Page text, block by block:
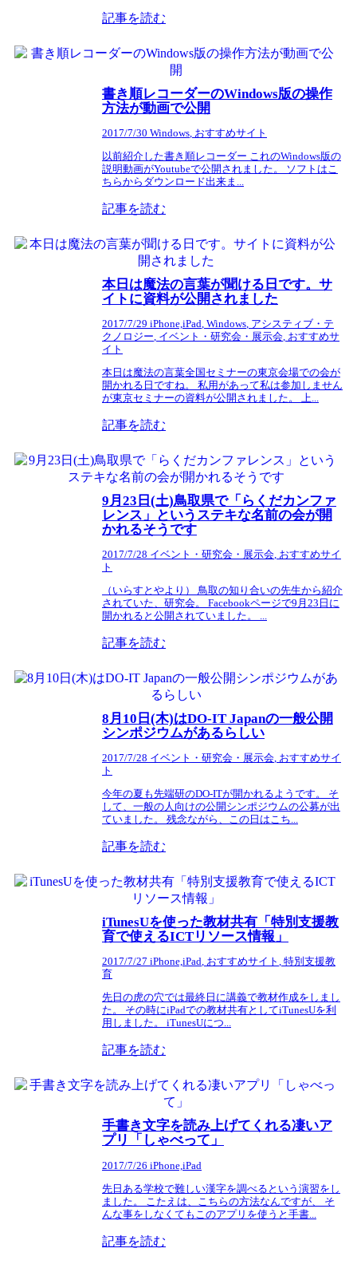
記事を読む
書き順レコーダーのWindows版の操作
方法が動画で公開
2017/7/30 Windows, おすすめサイト
以前紹介した書き順レコーダー これのWindows版の
説明動画がYoutubeで公開されました。 ソフトはこ
ちらからダウンロード出来ま...
記事を読む
本日は魔法の言葉が聞ける日です。サ
イトに資料が公開されました
2017/7/29 iPhone,iPad, Windows, アシスティブ・テ
クノロジー, イベント・研究会・展示会, おすすめサ
イト
本日は魔法の言葉全国セミナーの東京会場での会が
開かれる日ですね。 私用があって私は参加しません
が東京セミナーの資料が公開されました。 上...
記事を読む
9月23日(土)鳥取県で「らくだカンファ
レンス」というステキな名前の会が開
かれるそうです
2017/7/28 イベント・研究会・展示会, おすすめサイ
ト
（いらすとやより） 鳥取の知り合いの先生から紹介
されていた、研究会。 Facebookページで9月23日に
開かれると公開されていました。 ...
記事を読む
8月10日(木)はDO-IT Japanの一般公開
シンポジウムがあるらしい
2017/7/28 イベント・研究会・展示会, おすすめサイ
ト
今年の夏も先端研のDO-ITが開かれるようです。 そ
して、一般の人向けの公開シンポジウムの公募が出
ていました。 残念ながら、この日はこち...
記事を読む
iTunesUを使った教材共有「特別支援教
育で使えるICTリソース情報」
2017/7/27 iPhone,iPad, おすすめサイト , 特別支援教
育
先日の虎の穴では最終日に講義で教材作成をしまし
た。 その時にiPadでの教材共有としてiTunesUを利
用しました。 iTunesUにつ...
記事を読む
手書き文字を読み上げてくれる凄いア
プリ「しゃべって」
2017/7/26 iPhone,iPad
先日ある学校で難しい漢字を調べるという演習をし
ました。 こたえは、こちらの方法なんですが、 そ
んな事をしなくてもこのアプリを使うと手書...
記事を読む